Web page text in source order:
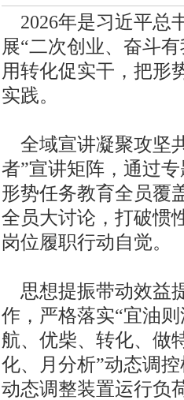
2026年是习近平总
展“二次创业、奋斗
用转化促实干，把形
实践。
全域宣讲凝聚攻坚
者”宣讲矩阵，通过
形势任务教育全员覆
全员大讨论，打破惯
岗位履职行动自觉。
思想提振带动效益
作，严格落实“宜油
航、优柴、转化、做
化、月分析”动态调
动态调整装置运行负